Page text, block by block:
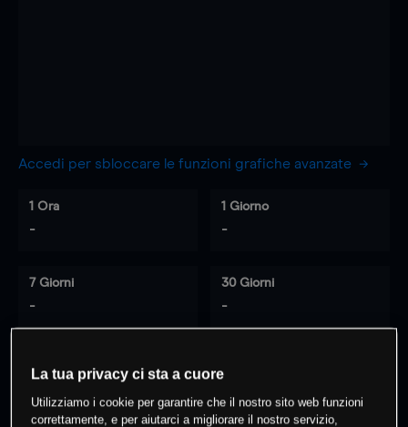
Accedi per sbloccare le funzioni grafiche avanzate
1 Ora
-
1 Giorno
-
7 Giorni
-
30 Giorni
-
0 % dei clienti hanno posizioni
questo prodotto
La tua privacy ci sta a cuore
Utilizziamo i cookie per garantire che il nostro sito web funzioni
correttamente, e per aiutarci a migliorare il nostro servizio,